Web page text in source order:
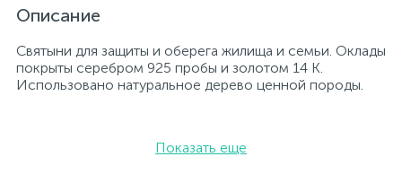
Описание
Святыни для защиты и оберега жилища и семьи. Оклады
покрыты серебром 925 пробы и золотом 14 К.
Использовано натуральное дерево ценной породы.
Показать еще